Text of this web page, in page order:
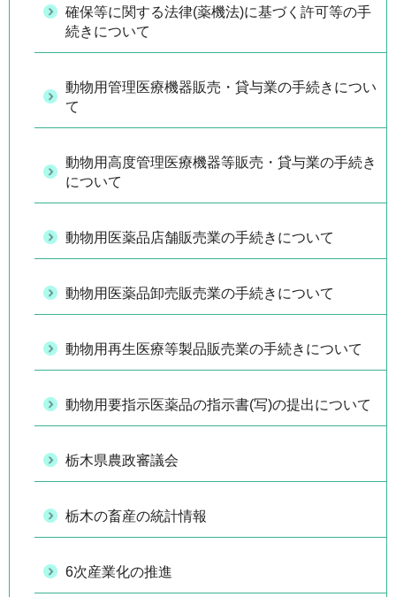
確保等に関する法律(薬機法)に基づく許可等の手
続きについて
動物用管理医療機器販売・貸与業の手続きについ
て
動物用高度管理医療機器等販売・貸与業の手続き
について
動物用医薬品店舗販売業の手続きについて
動物用医薬品卸売販売業の手続きについて
動物用再生医療等製品販売業の手続きについて
動物用要指示医薬品の指示書(写)の提出について
栃木県農政審議会
栃木の畜産の統計情報
6次産業化の推進